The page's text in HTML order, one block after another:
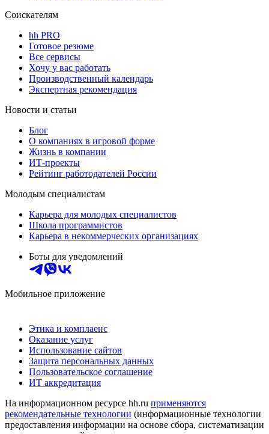
Соискателям
hh PRO
Готовое резюме
Все сервисы
Хочу у вас работать
Производственный календарь
Экспертная рекомендация
Новости и статьи
Блог
О компаниях в игровой форме
Жизнь в компании
ИТ-проекты
Рейтинг работодателей России
Молодым специалистам
Карьера для молодых специалистов
Школа программистов
Карьера в некоммерческих организациях
Боты для уведомлений
Мобильное приложение
Этика и комплаенс
Оказание услуг
Использование сайтов
Защита персональных данных
Пользовательское соглашение
ИТ аккредитация
На информационном ресурсе hh.ru применяются
рекомендательные технологии (информационные технологии
предоставления информации на основе сбора, систематизации